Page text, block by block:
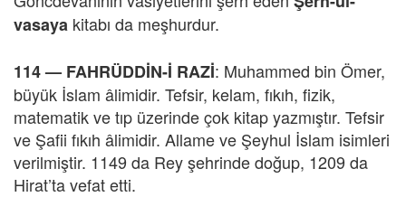
vasaya kitabı da meşhurdur.
114 — FAHRÜDDİN-İ RAZİ: Muhammed bin Ömer,
büyük İslam âlimidir. Tefsir, kelam, fıkıh, fizik,
matematik ve tıp üzerinde çok kitap yazmıştır. Tefsir
ve Şafii fıkıh âlimidir. Allame ve Şeyhul İslam isimleri
verilmiştir. 1149 da Rey şehrinde doğup, 1209 da
Hirat’ta vefat etti.